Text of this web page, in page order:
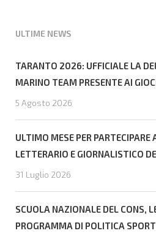
ULTIME NEWS
TARANTO 2026: UFFICIALE LA
MARINO TEAM PRESENTE AI
5 Agosto 2026
ULTIMO MESE PER PARTECIPARE
LETTERARIO E GIORNALISTICO
31 Luglio 2026
SCUOLA NAZIONALE DEL CONS,
PROGRAMMA DI POLITICA